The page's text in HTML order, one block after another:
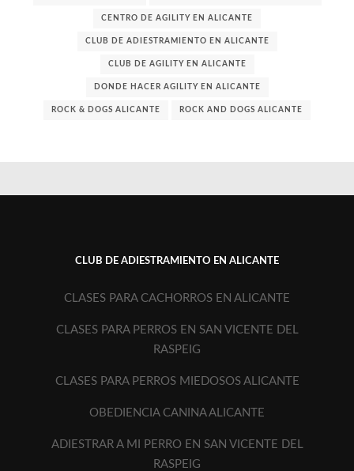
CENTRO DE AGILITY EN ALICANTE
CLUB DE ADIESTRAMIENTO EN ALICANTE
CLUB DE AGILITY EN ALICANTE
DONDE HACER AGILITY EN ALICANTE
ROCK & DOGS ALICANTE ROCK AND DOGS ALICANTE
CLUB DE ADIESTRAMIENTO EN ALICANTE
CLASES PARA CACHORROS EN ALICANTE
CLASES PARA PERROS EN SAN VICENTE DEL
RASPEIG
CLASES PARA PERROS MIEDOSOS ALICANTE
OBEDIENCIA CANINA ALICANTE
ADIESTRAR A MI PERRO EN SAN VICENTE DEL
RASPEIG